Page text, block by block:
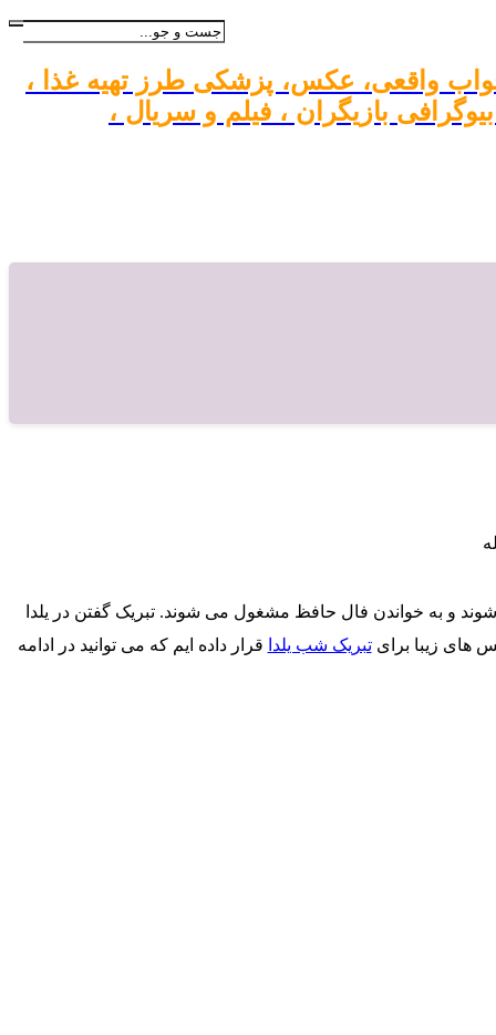
واقعی، عکس، پزشکی طرز تهیه غذا ،
بازیگران ، فیلم و سریال ،
و به خواندن فال حافظ مشغول می شوند. تبریک گفتن در یلدا
های زیبا برایتبریک شب یلدا قرار داده ایم که می توانید در ادامه